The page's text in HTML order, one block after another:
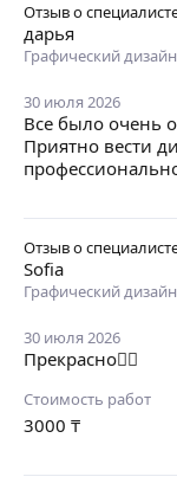
Отзыв о
дарья
Графический дизайн
30 июля 2026
Все было очень
Приятно вести
Отзыв о
Sofia
Графический дизайн
30 июля 2026
Прекрасно👍🏻
Стоимость работ
3000 ₸